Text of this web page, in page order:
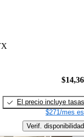
El precio incluye tasas
$271/mes
Verif. disponibilidad